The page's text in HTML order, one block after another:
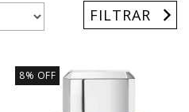
FILTRAR
8% OFF